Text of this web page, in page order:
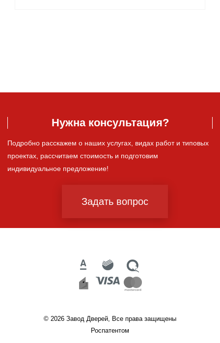
Нужна консультация?
Подробно расскажем о наших услугах, видах работ и типовых
проектах, рассчитаем стоимость и подготовим
индивидуальное предложение!
Задать вопрос
© 2026 Завод Дверей, Все права защищены
Роспатентом